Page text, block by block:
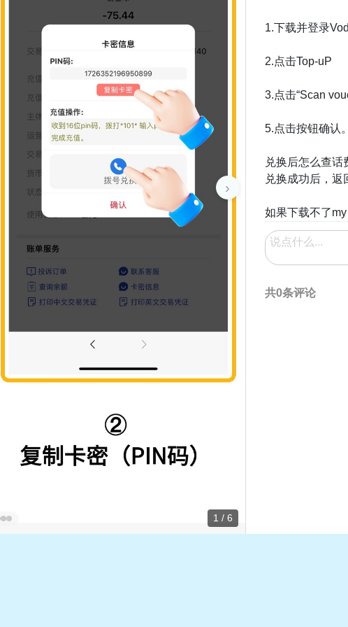
›
1 / 6
1.下载并登录
2.点击Top-uP
3.点击“Scan
5.点击按钮确认。
兑换后怎么查话
兑换成功后，返
如果下载不了
共0条评论